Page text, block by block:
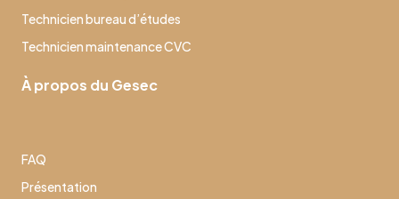
Technicien bureau d’études
Technicien maintenance CVC
À propos du Gesec
FAQ
Présentation